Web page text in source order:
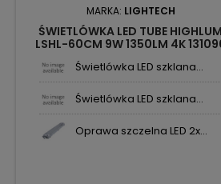
MARKA: LIGHTECH
ŚWIETLÓWKA LED TUBE HIGHLUM
LSHL-60CM 9W 1350LM 4K
Świetlówka LED szklana...
Świetlówka LED szklana...
Oprawa szczelna LED 2x...